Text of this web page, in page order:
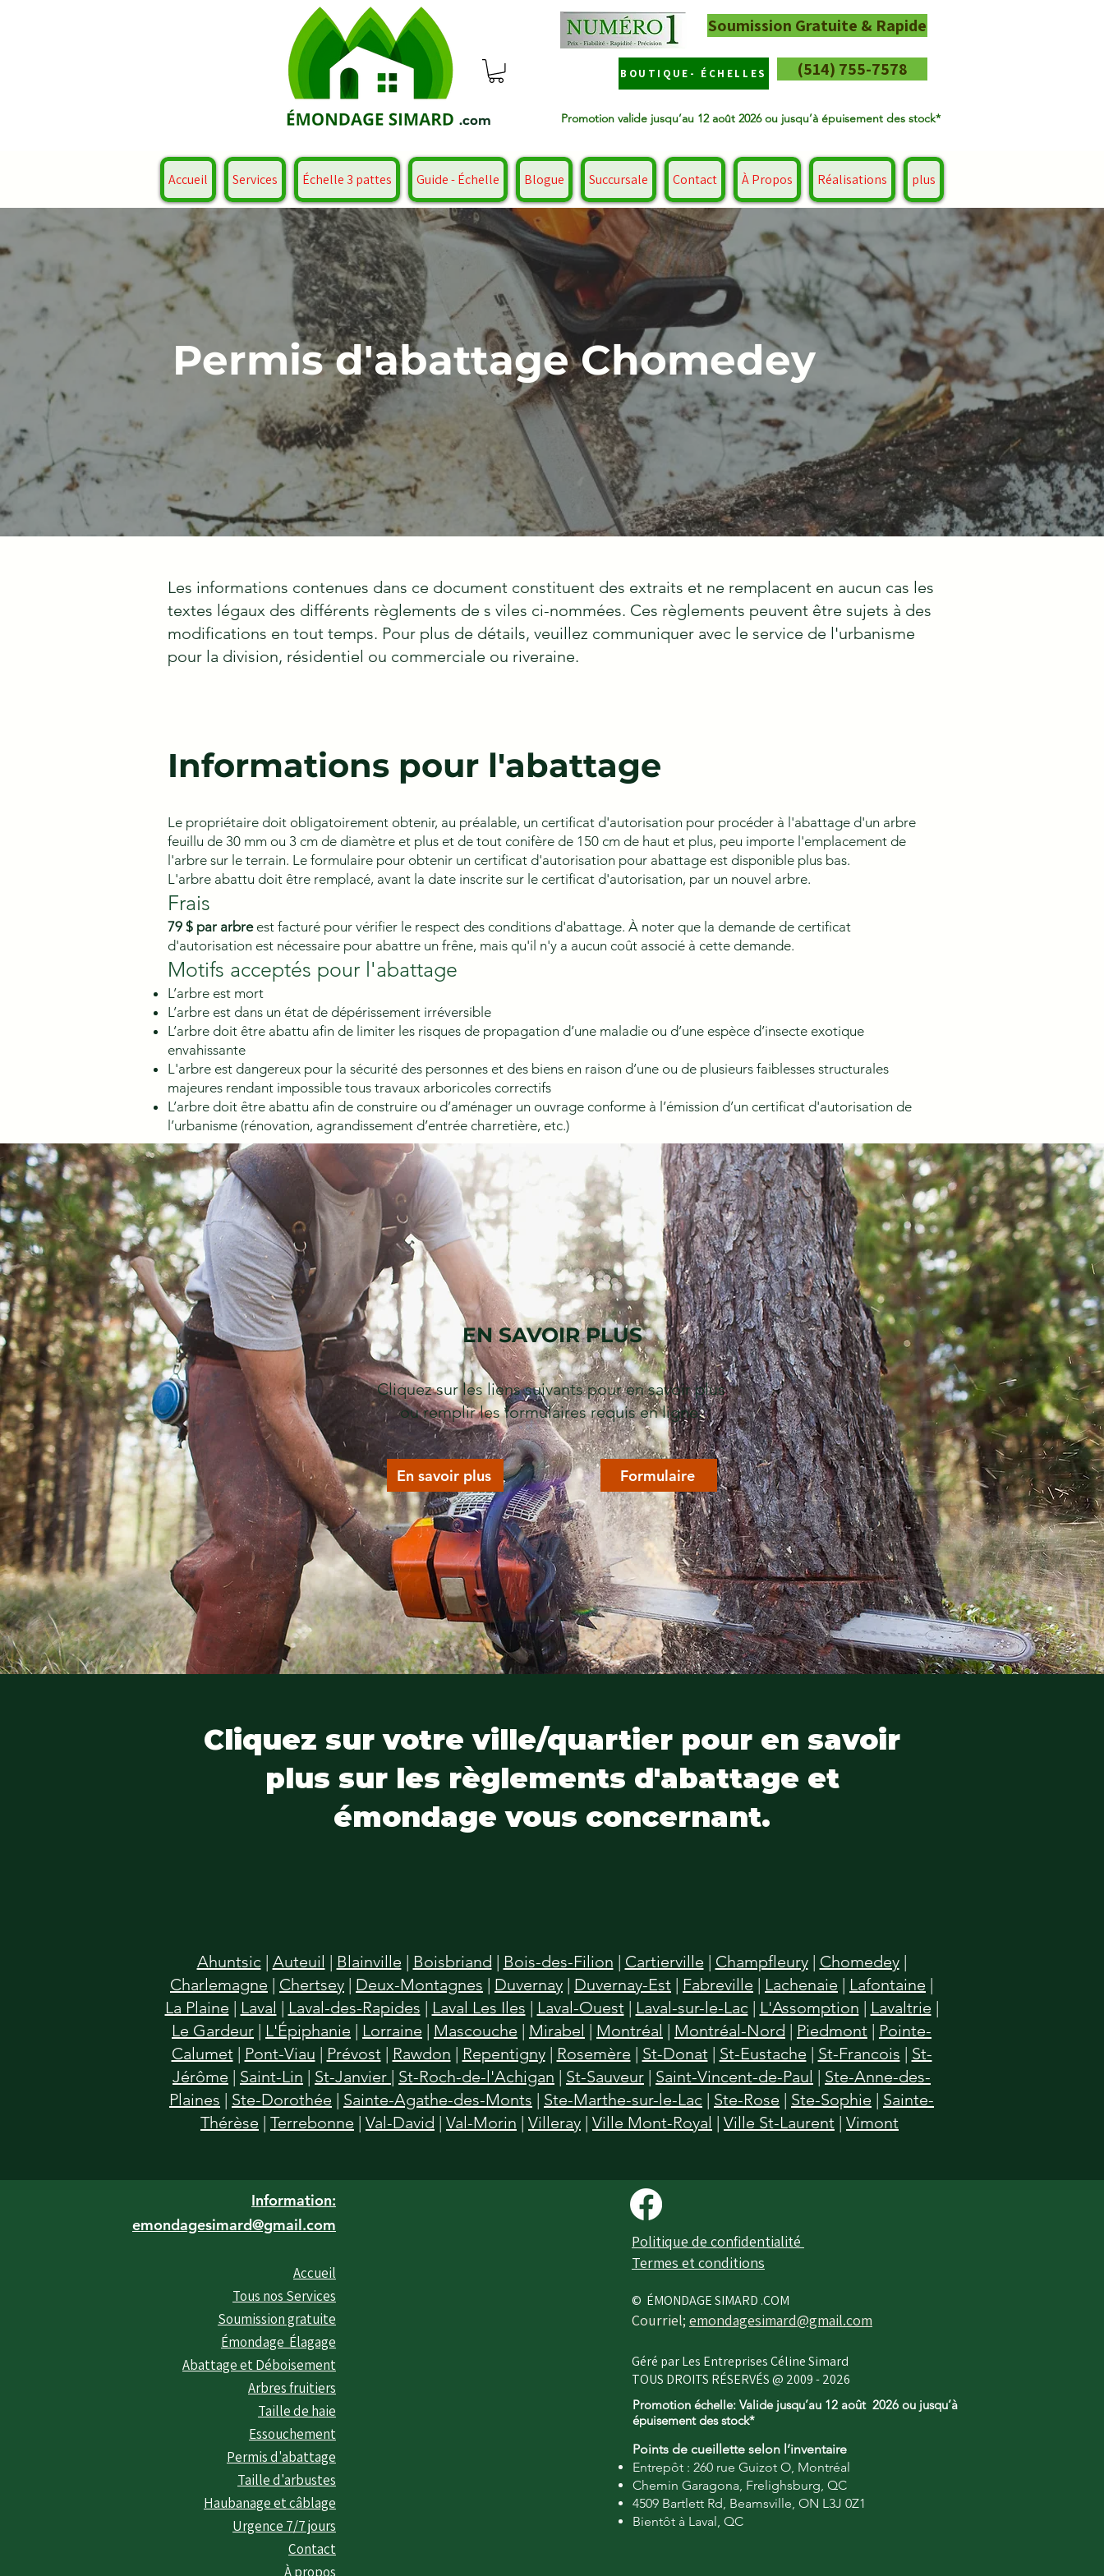
.com
Soumission Gratuite & Rapide
BOUTIQUE- ÉCHELLES (514) 755-7578
Promotion valide jusqu’au 12 août 2026 ou jusqu’à épuisement des stock*
Accueil Services Échelle 3 pattes Guide - Échelle Blogue Succursale Contact À Propos Réalisations plus
Permis d'abattage Chomedey
Les informations contenues dans ce document constituent des extraits et ne remplacent en aucun cas les
textes légaux des différents règlements de s viles ci-nommées. Ces règlements peuvent être sujets à des
modifications en tout temps. Pour plus de détails, veuillez communiquer avec le service de l'urbanisme
pour la division, résidentiel ou commerciale ou riveraine.
Informations pour l'abattage
Le propriétaire doit obligatoirement obtenir, au préalable, un certificat d'autorisation pour procéder à l'abattage d'un arbre
feuillu de 30 mm ou 3 cm de diamètre et plus et de tout conifère de 150 cm de haut et plus, peu importe l'emplacement de
l'arbre sur le terrain. Le formulaire pour obtenir un certificat d'autorisation pour abattage est disponible plus bas.
L'arbre abattu doit être remplacé, avant la date inscrite sur le certificat d'autorisation, par un nouvel arbre.
Frais
79 $ par arbre est facturé pour vérifier le respect des conditions d'abattage. À noter que la demande de certificat
d'autorisation est nécessaire pour abattre un frêne, mais qu'il n'y a aucun coût associé à cette demande.
Motifs acceptés pour l'abattage
L’arbre est mort
L’arbre est dans un état de dépérissement irréversible
L’arbre doit être abattu afin de limiter les risques de propagation d’une maladie ou d’une espèce d’insecte exotique
envahissante
L'arbre est dangereux pour la sécurité des personnes et des biens en raison d’une ou de plusieurs faiblesses structurales
majeures rendant impossible tous travaux arboricoles correctifs
L’arbre doit être abattu afin de construire ou d’aménager un ouvrage conforme à l’émission d’un certificat d'autorisation de
l’urbanisme (rénovation, agrandissement d’entrée charretière, etc.)
EN SAVOIR PLUS
Cliquez sur les liens suivants pour en savoir plus
ou remplir les formulaires requis en ligne.
En savoir plus Formulaire
Cliquez sur votre ville/quartier pour en savoir
plus sur les règlements d'abattage et
émondage vous concernant.
Ahuntsic| Auteuil | Blainville | Boisbriand | Bois-des-Filion | Cartierville | Champfleury| Chomedey|
Charlemagne | Chertsey | Deux-Montagnes | Duvernay | Duvernay-Est | Fabreville | Lachenaie | Lafontaine |
La Plaine | Laval | Laval-des-Rapides | Laval Les Iles | Laval-Ouest| Laval-sur-le-Lac| L'Assomption | Lavaltrie |
Le Gardeur | L'Épiphanie | Lorraine | Mascouche | Mirabel | Montréal | Montréal-Nord | Piedmont | Pointe-
Calumet| Pont-Viau | Prévost| Rawdon | Repentigny| Rosemère | St-Donat| St-Eustache | St-Francois | St-
Jérôme | Saint-Lin | St-Janvier | St-Roch-de-l'Achigan | St-Sauveur | Saint-Vincent-de-Paul | Ste-Anne-des-
Plaines | Ste-Dorothée | Sainte-Agathe-des-Monts | Ste-Marthe-sur-le-Lac | Ste-Rose | Ste-Sophie | Sainte-
Thérèse | Terrebonne | Val-David | Val-Morin | Villeray | Ville Mont-Royal | Ville St-Laurent | Vimont
Information:
emondagesimard@gmail.com
Accueil
Tous nos Services
Soumission gratuite
Émondage Élagage
Abattage et Déboisement
Arbres fruitiers
Taille de haie
Essouchement
Permis d'abattage
Taille d'arbustes
Haubanage et câblage
Urgence 7/7 jours
Contact
À propos
Politique de confidentialité​
Termes et conditions
© ÉMONDAGE SIMARD .COM
Courriel; emondagesimard@gmail.com
Géré par Les Entreprises Céline Simard
TOUS DROITS RÉSERVÉS @ 2009 - 2026
Promotion échelle: Valide jusqu’au 12 août 2026 ou jusqu’à
épuisement des stock*
Points de cueillette selon l’inventaire
Entrepôt : 260 rue Guizot O, Montréal
Chemin Garagona, Frelighsburg, QC
4509 Bartlett Rd, Beamsville, ON L3J 0Z1
Bientôt à Laval, QC